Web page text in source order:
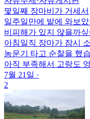
몇일째 장마비가 거세서
일주일만에 밭에 와보
비피해가 있지 않을까싶
아침일직 장마가 잠시
농운기 타고 순찰을 했
아직 부족해서 고랑도
7월 21일 ·
2